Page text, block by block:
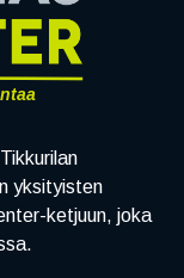
yksityisten
ketjuun, joka